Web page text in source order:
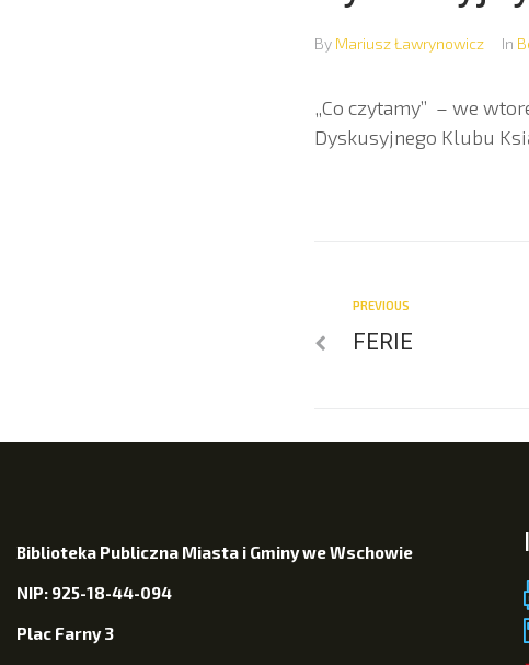
By Mariusz Ławrynowicz In
„Co czytamy” – we
Dyskusyjnego Klubu
PREVIOUS
FERIE
Biblioteka Publiczna Miasta i Gminy we Wschowie
NIP: 925-18-44-094
Plac Farny 3